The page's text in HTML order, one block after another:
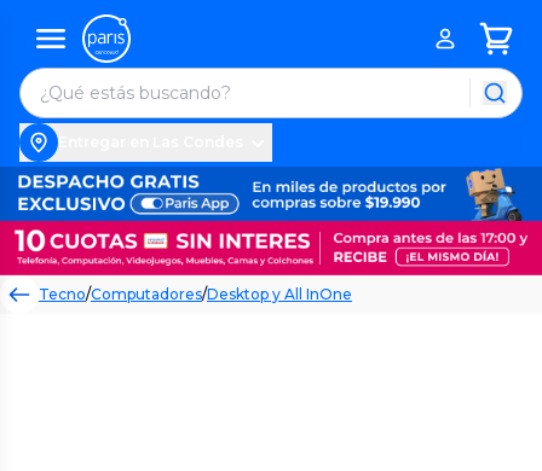
Tecno/Computadores/Desktop y All InOne